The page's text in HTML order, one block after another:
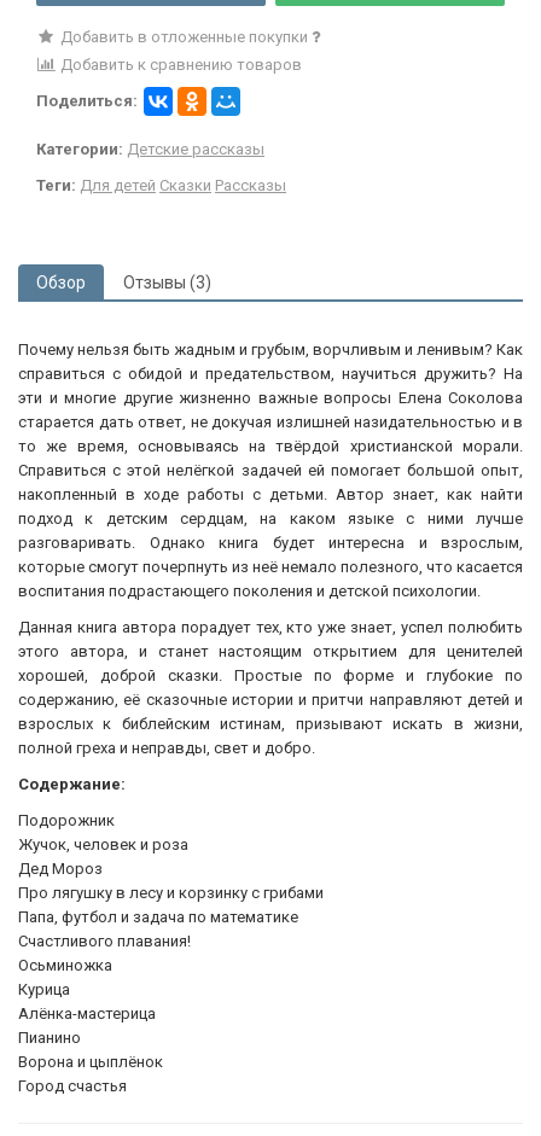
Добавить в отложенные покупки
Добавить к сравнению товаров
Поделиться:
Категории: Детские рассказы
Теги: Для детей Сказки Рассказы
Обзор Отзывы (3)
Почему нельзя быть жадным и грубым, ворчливым и ленивым? Как
справиться с обидой и предательством, научиться дружить? На
эти и многие другие жизненно важные вопросы Елена Соколова
старается дать ответ, не докучая излишней назидательностью и в
то же время, основываясь на твёрдой христианской морали.
Справиться с этой нелёгкой задачей ей помогает большой опыт,
накопленный в ходе работы с детьми. Автор знает, как найти
подход к детским сердцам, на каком языке с ними лучше
разговаривать. Однако книга будет интересна и взрослым,
которые смогут почерпнуть из неё немало полезного, что касается
воспитания подрастающего поколения и детской психологии.
Данная книга автора порадует тех, кто уже знает, успел полюбить
этого автора, и станет настоящим открытием для ценителей
хорошей, доброй сказки. Простые по форме и глубокие по
содержанию, её сказочные истории и притчи направляют детей и
взрослых к библейским истинам, призывают искать в жизни,
полной греха и неправды, свет и добро.
Содержание:
Подорожник
Жучок, человек и роза
Дед Мороз
Про лягушку в лесу и корзинку с грибами
Папа, футбол и задача по математике
Счастливого плавания!
Осьминожка
Курица
Алёнка-мастерица
Пианино
Ворона и цыплёнок
Город счастья